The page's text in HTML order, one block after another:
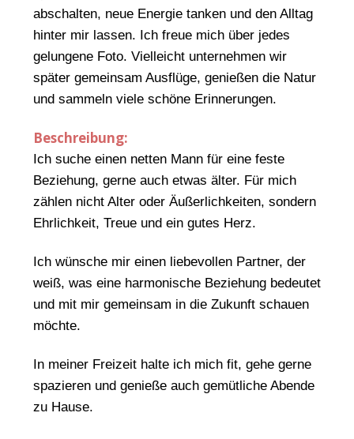
abschalten, neue Energie tanken und den Alltag
hinter mir lassen. Ich freue mich über jedes
gelungene Foto. Vielleicht unternehmen wir
später gemeinsam Ausflüge, genießen die Natur
und sammeln viele schöne Erinnerungen.
Beschreibung:
Ich suche einen netten Mann für eine feste
Beziehung, gerne auch etwas älter. Für mich
zählen nicht Alter oder Äußerlichkeiten, sondern
Ehrlichkeit, Treue und ein gutes Herz.
Ich wünsche mir einen liebevollen Partner, der
weiß, was eine harmonische Beziehung bedeutet
und mit mir gemeinsam in die Zukunft schauen
möchte.
In meiner Freizeit halte ich mich fit, gehe gerne
spazieren und genieße auch gemütliche Abende
zu Hause.